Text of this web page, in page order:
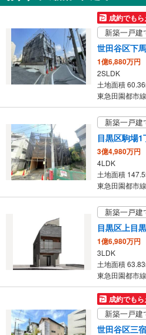
け
取
る
・
イ
ペ
ー
ジ
に
保
成約でもら
新築一戸建
世田谷区下
1億6,880万円
2SLDK
土地面積
東急田園都市
新築一戸建
目黒区駒場1
3億4,980万円
4LDK
土地面積
東急田園都市
新築一戸建
目黒区上目
1億6,980万円
3LDK
土地面積
東急田園都市
成約でもら
新築一戸建
世田谷区三